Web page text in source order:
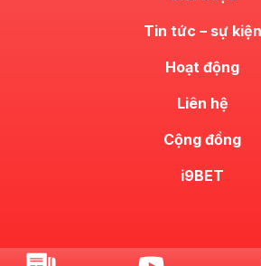
Tin tức – sự kiện
Hoạt động
Liên hệ
Cộng đồng
i9BET
© 2023. Bản quyền